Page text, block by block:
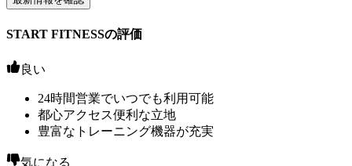
START FITNESSの評価
良い
24時間営業でいつでも利用可能
都心アクセス便利な立地
豊富なトレーニング機器が充実
気になる